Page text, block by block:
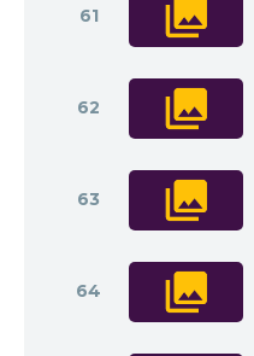
61
62
63
64